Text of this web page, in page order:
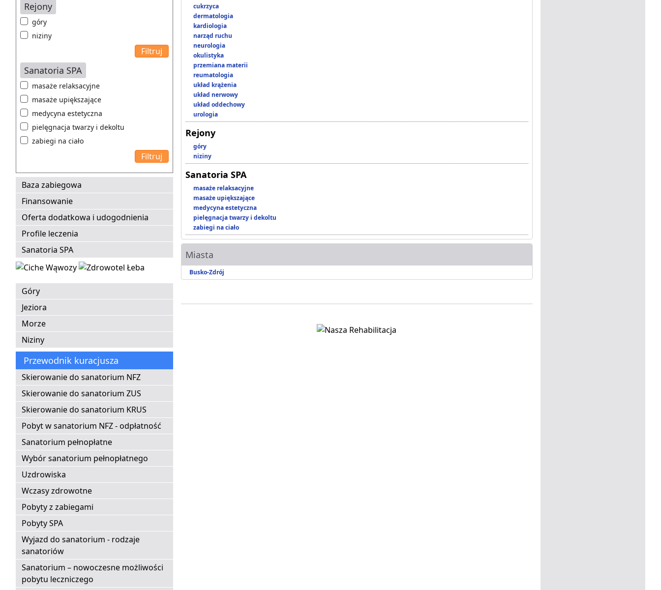
Rejony
góry
niziny
Sanatoria SPA
masaże relaksacyjne
masaże upiększające
medycyna estetyczna
pielęgnacja twarzy i dekoltu
zabiegi na ciało
Baza zabiegowa
Finansowanie
Oferta dodatkowa i udogodnienia
Profile leczenia
Sanatoria SPA
Góry
Jeziora
Morze
Niziny
Przewodnik kuracjusza
Skierowanie do sanatorium NFZ
Skierowanie do sanatorium ZUS
Skierowanie do sanatorium KRUS
Pobyt w sanatorium NFZ - odpłatność
Sanatorium pełnopłatne
Wybór sanatorium pełnopłatnego
Uzdrowiska
Wczasy zdrowotne
Pobyty z zabiegami
Pobyty SPA
Wyjazd do sanatorium - rodzaje
sanatoriów
Sanatorium – nowoczesne możliwości
pobytu leczniczego
cukrzyca
dermatologia
kardiologia
narząd ruchu
neurologia
okulistyka
przemiana materii
reumatologia
układ krążenia
układ nerwowy
układ oddechowy
urologia
Rejony
góry
niziny
Sanatoria SPA
masaże relaksacyjne
masaże upiększające
medycyna estetyczna
pielęgnacja twarzy i dekoltu
zabiegi na ciało
Miasta
Busko-Zdrój